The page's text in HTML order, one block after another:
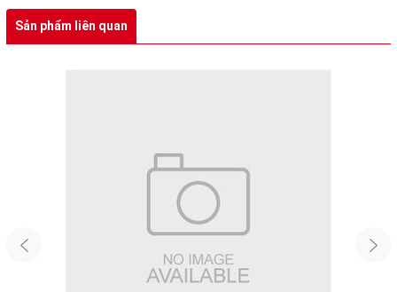
Thiết kế thông minh và tiện nghi:
rộng rãi và thiết kế 2 hàng ghế có mái che, xe điện Victory
mang lại sự thoải mái tối đa cho người sử dụng, đặc biệt
hóa một cách dễ dàng.
Hệ thống phanh tang trống trước/sau
và giảm xóc thụt dầu trước, lò xo trụ giảm chấn thủy lực
sau giúp xe di chuyển ổn định và an toàn trên mọi loại địa
hình. Đường kính bánh xe lớn và khung thép đúc chắc chắn
cũng là những yếu tố góp phần tăng cường sự an toàn cho
Sản phẩm liên quan